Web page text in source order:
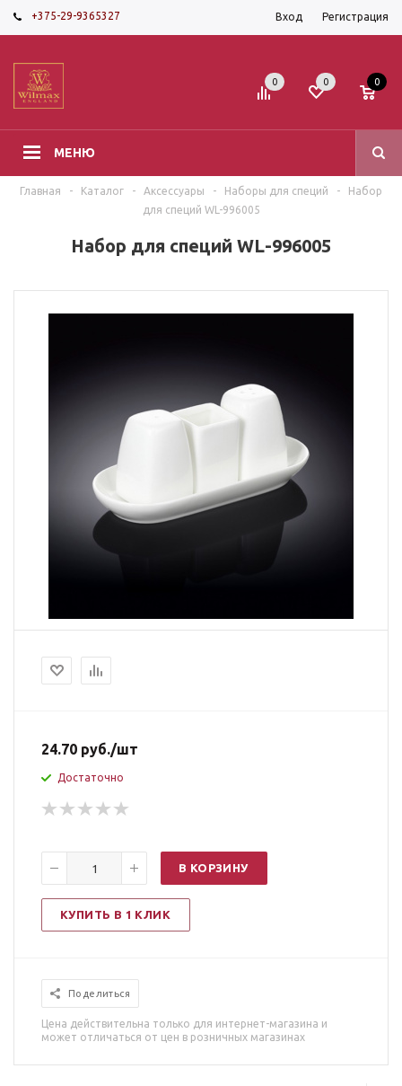
+375-29-9365327 Вход Регистрация
МЕНЮ
0 0 0
Главная - Каталог - Аксессуары - Наборы для специй -
Набор
для специй WL-996005
Набор для специй WL-996005
24.70 руб./шт
Достаточно
В КОРЗИНУ
КУПИТЬ В 1 КЛИК
Поделиться
Цена действительна только для интернет-магазина и
может отличаться от цен в розничных магазинах